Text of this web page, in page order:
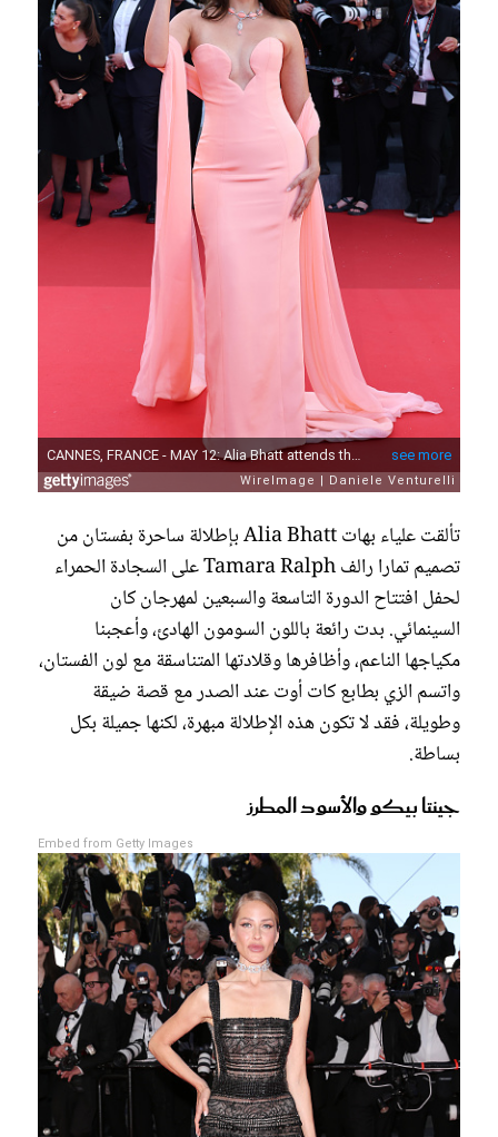
تألقت علياء بهات Alia Bhatt بإطلالة ساحرة بفستان من
تصميم تمارا رالف Tamara Ralph على السجادة الحمراء
لحفل افتتاح الدورة التاسعة والسبعين لمهرجان كان
السينمائي. بدت رائعة باللون السومون الهادئ، وأعجبنا
مكياجها الناعم، وأظافرها وقلادتها المتناسقة مع لون الفستان،
واتسم الزي بطابع كات أوت عند الصدر مع قصة ضيقة
وطويلة، فقد لا تكون هذه الإطلالة مبهرة، لكنها جميلة بكل
بساطة.
جينتا بيكو والأسود المطرز
Embed from Getty Images